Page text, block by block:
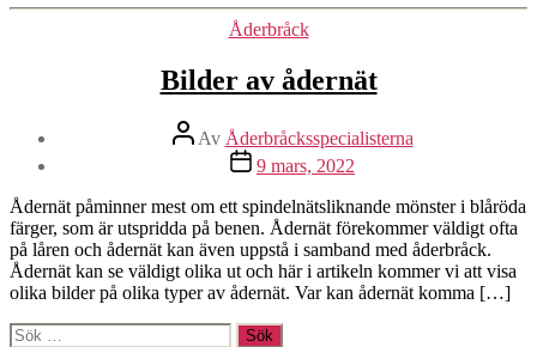
Kategorier
Åderbråck
Bilder av ådernät
Inläggsförfattare
Av Åderbråcksspecialisterna
Inläggsdatum
9 mars, 2022
Ådernät påminner mest om ett spindelnätsliknande mönster i blåröda
färger, som är utspridda på benen. Ådernät förekommer väldigt ofta
på låren och ådernät kan även uppstå i samband med åderbråck.
Ådernät kan se väldigt olika ut och här i artikeln kommer vi att visa
olika bilder på olika typer av ådernät. Var kan ådernät komma […]
Sök